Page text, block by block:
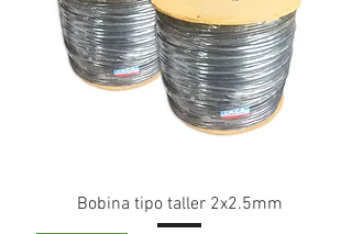
Bobina tipo taller 2x2.5mm